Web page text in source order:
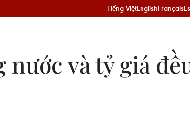
Tiếng ViệtEnglishFrançais
và tỷ giá